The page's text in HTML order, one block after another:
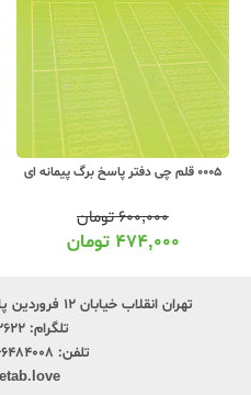
0005 قلم چی دفتر پاسخ برگ پیمانه ای
۶۰۰,۰۰۰تومان
۴۷۴,۰۰۰ تومان
تهران انقلاب خیابان ۱۲ فروردین پایین تر از وحید نظری پلاک ۲۴۹
تلگرام:
تلفن: ۶۶۴۸۴۰۰۸-۰۲۱ (۲۰